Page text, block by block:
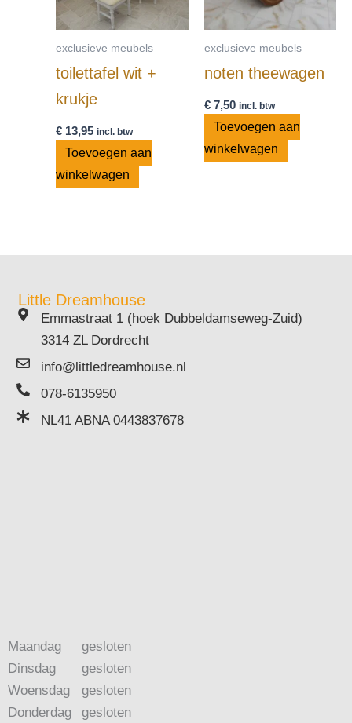
exclusieve meubels
toilettafel wit +
krukje
€ 13,95 incl. btw
Toevoegen aan
winkelwagen
exclusieve meubels
noten theewagen
€7,50 incl. btw
Toevoegen aan
winkelwagen
Little Dreamhouse
Emmastraat 1 (hoek Dubbeldamseweg-Zuid)
3314 ZL Dordrecht
info@littledreamhouse.nl
078-6135950
NL41 ABNA 0443837678
Maandag
Dinsdag
Woensdag
Donderdag
gesloten
gesloten
gesloten
gesloten